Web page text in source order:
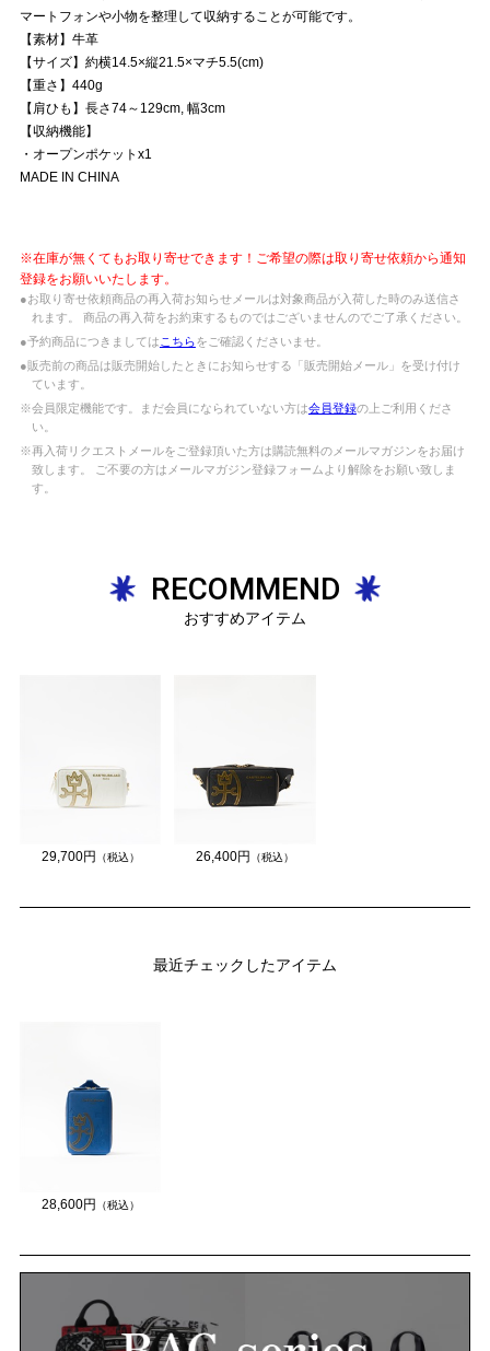
マートフォンや小物を整理して収納することが可能です。
【素材】牛革
【サイズ】約横14.5×縦21.5×マチ5.5(cm)
【重さ】440g
【肩ひも】長さ74～129cm, 幅3cm
【収納機能】
・オープンポケットx1
MADE IN CHINA
※在庫が無くてもお取り寄せできます！ご希望の際は取り寄せ依頼から通知
登録をお願いいたします。
●お取り寄せ依頼商品の再入荷お知らせメールは対象商品が入荷した時のみ送信さ
れます。 商品の再入荷をお約束するものではございませんのでご了承ください。
●予約商品につきましては こちらをご確認くださいませ。
●販売前の商品は販売開始したときにお知らせする「販売開始メール」を受け付け
ています。
※会員限定機能です。まだ会員になられていない方は会員登録の上ご利用くださ
い。
※再入荷リクエストメールをご登録頂いた方は購読無料のメールマガジンをお届け
致します。 ご不要の方はメールマガジン登録フォームより解除をお願い致しま
す。
RECOMMEND
おすすめアイテム
29,700円 （税込） 26,400円 （税込）
最近チェックしたアイテム
28,600円 （税込）